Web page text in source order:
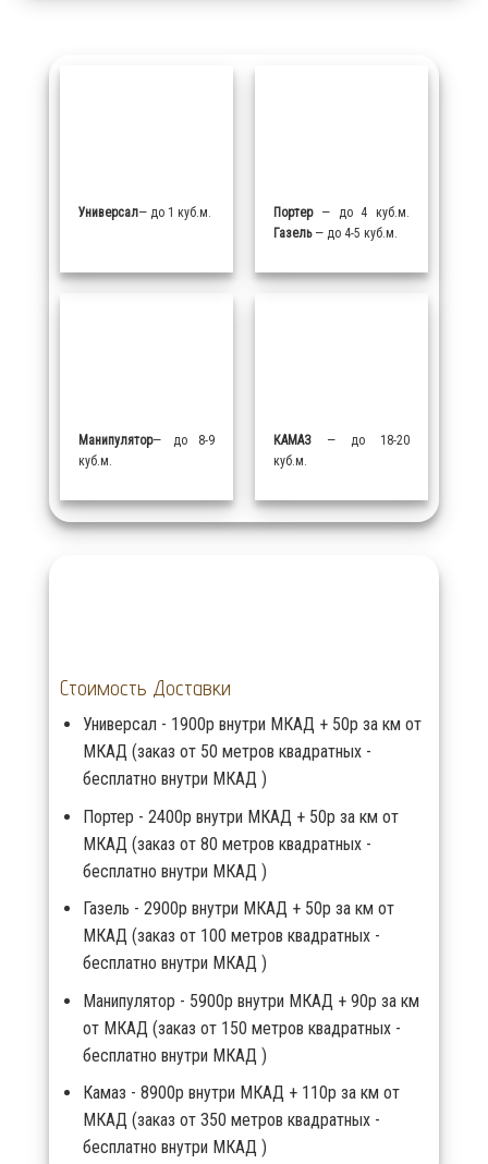
Универсал— до 1 куб.м. Портер — до 4 куб.м.
Газель— до 4-5 куб.м.
Манипулятор— до 8-9
куб.м.
КАМАЗ— до 18-20
куб.м.
Стоимость Доставки
Универсал - 1900р внутри МКАД + 50р за км от
МКАД (заказ от 50 метров квадратных -
бесплатно внутри МКАД )
Портер - 2400р внутри МКАД + 50р за км от
МКАД (заказ от 80 метров квадратных -
бесплатно внутри МКАД )
Газель - 2900р внутри МКАД + 50р за км от
МКАД (заказ от 100 метров квадратных -
бесплатно внутри МКАД )
Манипулятор - 5900р внутри МКАД + 90р за км
от МКАД (заказ от 150 метров квадратных -
бесплатно внутри МКАД )
Камаз - 8900р внутри МКАД + 110р за км от
МКАД (заказ от 350 метров квадратных -
бесплатно внутри МКАД )